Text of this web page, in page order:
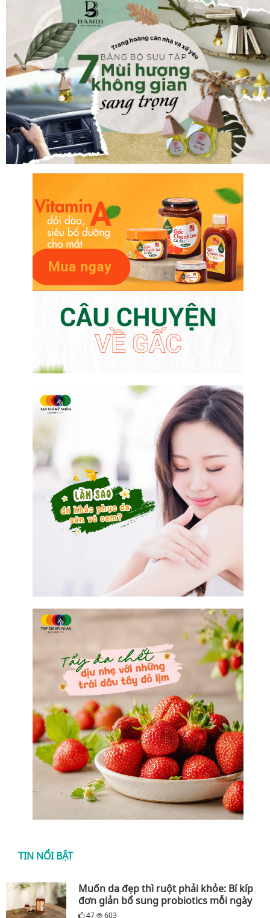
TIN NỔI BẬT
Muốn da đẹp thì ruột phải khỏe: Bí kíp
đơn giản bổ sung probiotics mỗi ngày
47 603